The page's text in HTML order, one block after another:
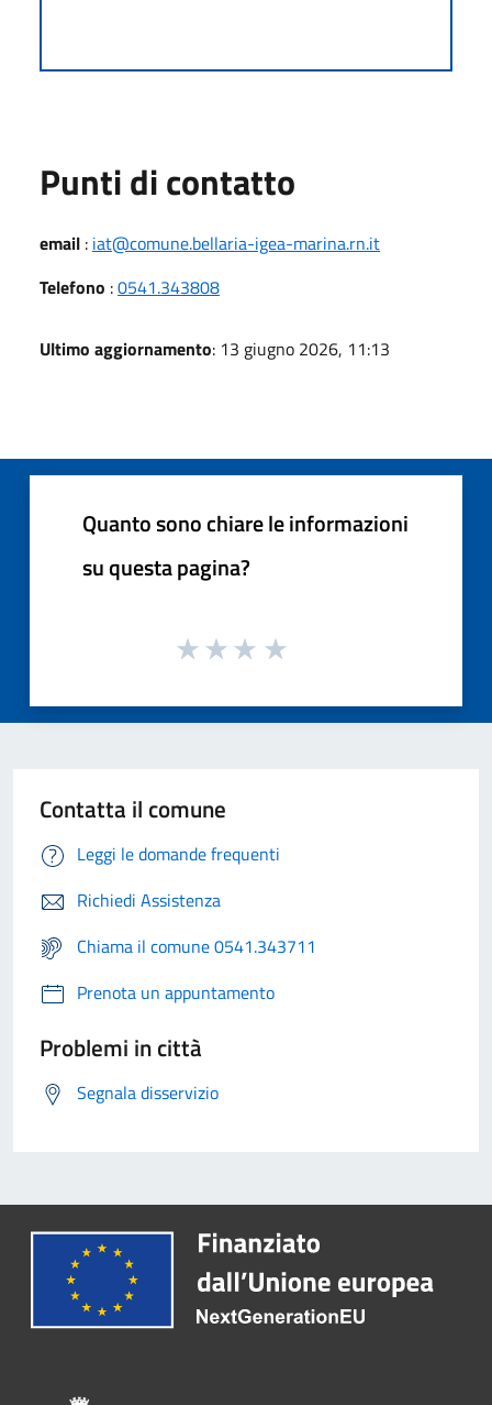
Punti di contatto
email : iat@comune.bellaria-igea-marina.rn.it
Telefono :0541.343808
Ultimo aggiornamento: 13 giugno 2026, 11:13
Quanto sono chiare le informazioni
su questa pagina?
Contatta il comune
Leggi le domande frequenti
Richiedi Assistenza
Chiama il comune 0541.343711
Prenota un appuntamento
Problemi in città
Segnala disservizio